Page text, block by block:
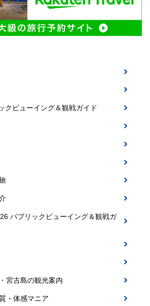
クビューイング＆観戦ガイド
パブリックビューイング＆観戦ガ
宮古島の観光案内
・体感マニア